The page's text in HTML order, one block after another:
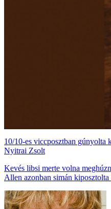
10/10-es viccposztban gúnyolta
Nyitrai Zsolt
Kevés libsi merte volna
Allen azonban simán